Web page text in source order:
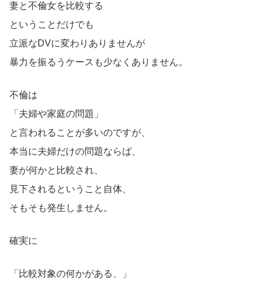
妻と不倫女を比較する
ということだけでも
立派なDVに変わりありませんが
暴力を振るうケースも少なくありません。
不倫は
「夫婦や家庭の問題」
と言われることが多いのですが、
本当に夫婦だけの問題ならば、
妻が何かと比較され、
見下されるということ自体、
そもそも発生しません。
確実に
「比較対象の何かがある、」